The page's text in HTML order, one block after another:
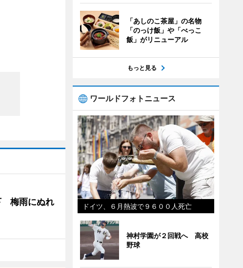
梅雨にぬれ
「あしのこ茶屋」の名物
「のっけ飯」や「べっこ
飯」がリニューアル
もっと見る
ワールドフォトニュース
ドイツ、６月熱波で９６００人死亡
神村学園が２回戦へ 高校
野球